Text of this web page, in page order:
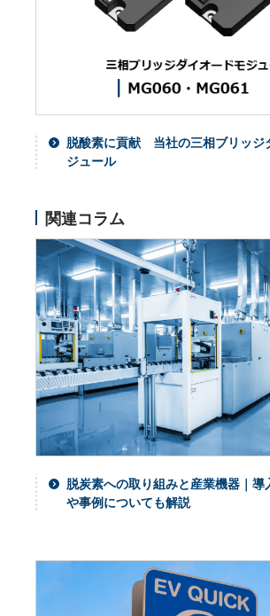
脱酸素に貢献 当社の三相ブリッジ
ジュール
関連コラム
脱炭素への取り組みと産業機器｜導
や事例についても解説